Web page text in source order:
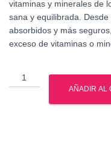
vitaminas y minerales de
sana y equilibrada.
absorbidos y más
exceso de vitaminas o
Vitaminas
-
Multivitaminico
AÑADIR AL